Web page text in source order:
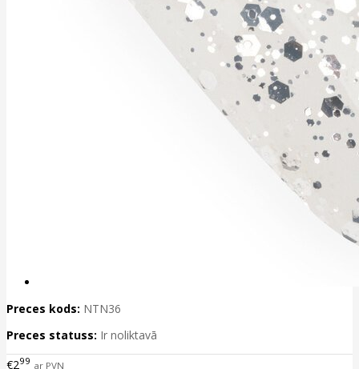
Preces kods: NTN36
Preces statuss: Ir noliktavā
€299 ar PVN